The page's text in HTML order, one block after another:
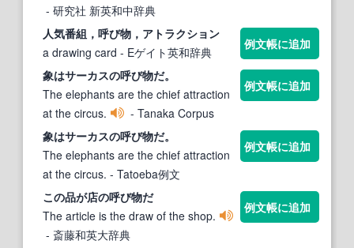
- 研究社 新英和中辞典
人気番組， 呼び物 ，アトラクション
a drawing card - Eゲイト英和辞典
例文帳に追加
象はサーカスの呼び物だ。
The elephants are the chief attraction
at the circus.
- Tanaka Corpus
例文帳に追加
象はサーカスの呼び物だ。
The elephants are the chief attraction
at the circus. - Tatoeba例文
例文帳に追加
この品が店の呼び物だ
The article is the draw of the shop.
- 斎藤和英大辞典
例文帳に追加